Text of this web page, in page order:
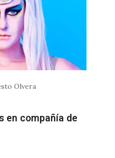
Olvera
en compañía de